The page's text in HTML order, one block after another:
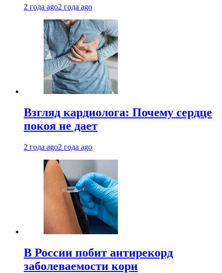
2 года ago2 года ago
Взгляд кардиолога: Почему сердце
покоя не дает
2 года ago2 года ago
В России побит антирекорд
заболеваемости кори